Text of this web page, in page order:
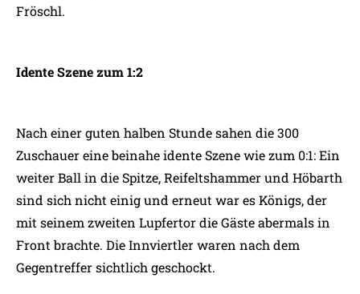
Fröschl.
Idente Szene zum 1:2
Nach einer guten halben Stunde sahen die 300
Zuschauer eine beinahe idente Szene wie zum 0:1: Ein
weiter Ball in die Spitze, Reifeltshammer und Höbarth
sind sich nicht einig und erneut war es Königs, der
mit seinem zweiten Lupfertor die Gäste abermals in
Front brachte. Die Innviertler waren nach dem
Gegentreffer sichtlich geschockt.